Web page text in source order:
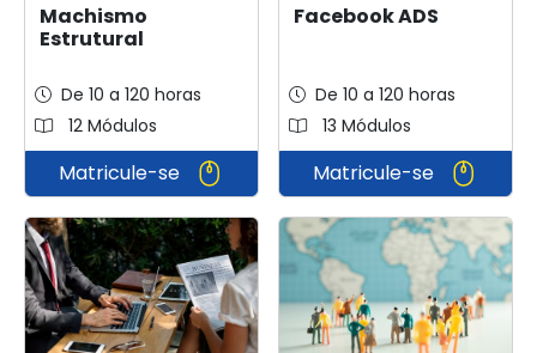
Machismo
Estrutural
De 10 a 120 horas
12 Módulos
Matricule-se
Facebook ADS
De 10 a 120 horas
13 Módulos
Matricule-se